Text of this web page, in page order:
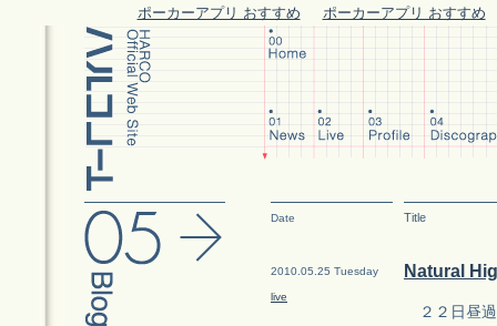
ポーカーアプリ おすすめ ポーカーアプリ おすすめ
Date Title
2010.05.25 Tuesday
live
Natural
２２日昼過